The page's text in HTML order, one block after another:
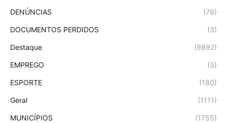
DENÚNCIAS (79)
DOCUMENTOS PERDIDOS (3)
Destaque (9892)
EMPREGO (3)
ESPORTE (180)
Geral (1111)
MUNICÍPIOS (1755)